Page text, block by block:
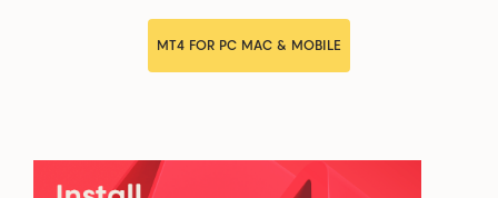
MT4 FOR PC MAC & MOBILE